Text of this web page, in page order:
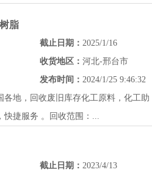
脂
截止日期： 2025/1/16
收货地区： 河北-邢台市
发布时间： 2024/1/25 9:46:32
地，回收废旧库存化工原料，化工助
快捷服务 。回收范围：...
截止日期： 2023/4/13